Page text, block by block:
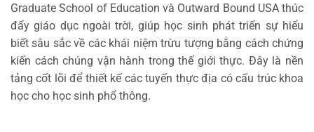
Graduate School of Education và Outward Bound USA thúc
đẩy giáo dục ngoài trời, giúp học sinh phát triển sự hiểu
biết sâu sắc về các khái niệm trừu tượng bằng cách chứng
kiến cách chúng vận hành trong thế giới thực. Đây là nền
tảng cốt lõi để thiết kế các tuyến thực địa có cấu trúc khoa
học cho học sinh phổ thông.